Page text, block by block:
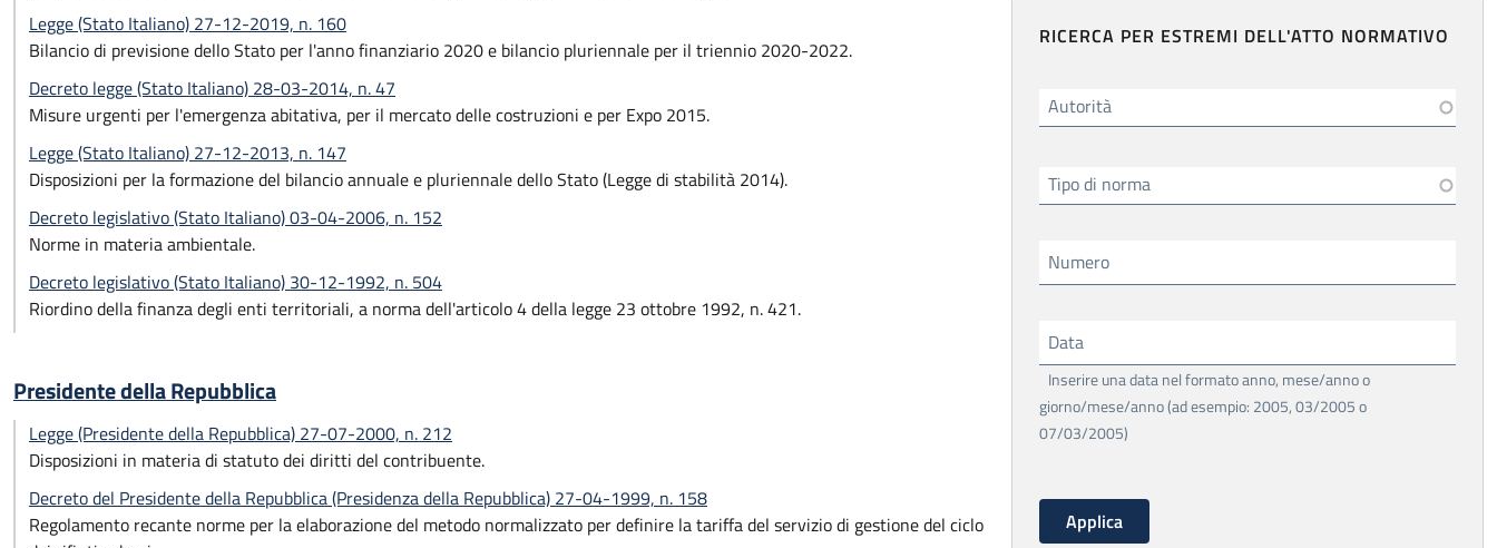
Legge (Stato Italiano) 27-12-2019, n. 160
Bilancio di previsione dello Stato per l'anno finanziario 2020 e bilancio pluriennale per il triennio 2020-2022.
Decreto legge (Stato Italiano) 28-03-2014, n. 47
Misure urgenti per l'emergenza abitativa, per il mercato delle costruzioni e per Expo 2015.
Legge (Stato Italiano) 27-12-2013, n. 147
Disposizioni per la formazione del bilancio annuale e pluriennale dello Stato (Legge di stabilità 2014).
Decreto legislativo (Stato Italiano) 03-04-2006, n. 152
Norme in materia ambientale.
Decreto legislativo (Stato Italiano) 30-12-1992, n. 504
Riordino della finanza degli enti territoriali, a norma dell'articolo 4 della legge 23 ottobre 1992, n. 421.
Presidente della Repubblica
Legge (Presidente della Repubblica) 27-07-2000, n. 212
Disposizioni in materia di statuto dei diritti del contribuente.
Decreto del Presidente della Repubblica (Presidenza della Repubblica) 27-04-1999, n. 158
Regolamento recante norme per la elaborazione del metodo normalizzato per definire la tariffa del servizio di gestione del ciclo
RICERCA PER ESTREMI DELL'ATTO NORMATIVO
Autorità
Tipo di norma
Numero
Data
Inserire una data nel formato anno, mese/anno o
giorno/mese/anno (ad esempio: 2005, 03/2005 o
07/03/2005)